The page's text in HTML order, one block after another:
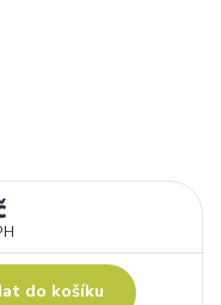
do košíku